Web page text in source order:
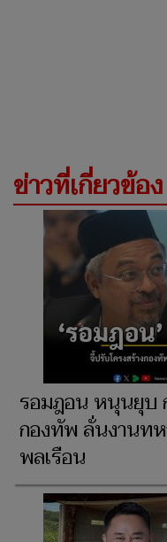
ข่าวที่เกี่ยวข้อง
รอมฎอน หนุนยุบ
กองทัพ ลั่นงานทห
พลเรือน